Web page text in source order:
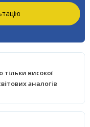
високої
аналогів